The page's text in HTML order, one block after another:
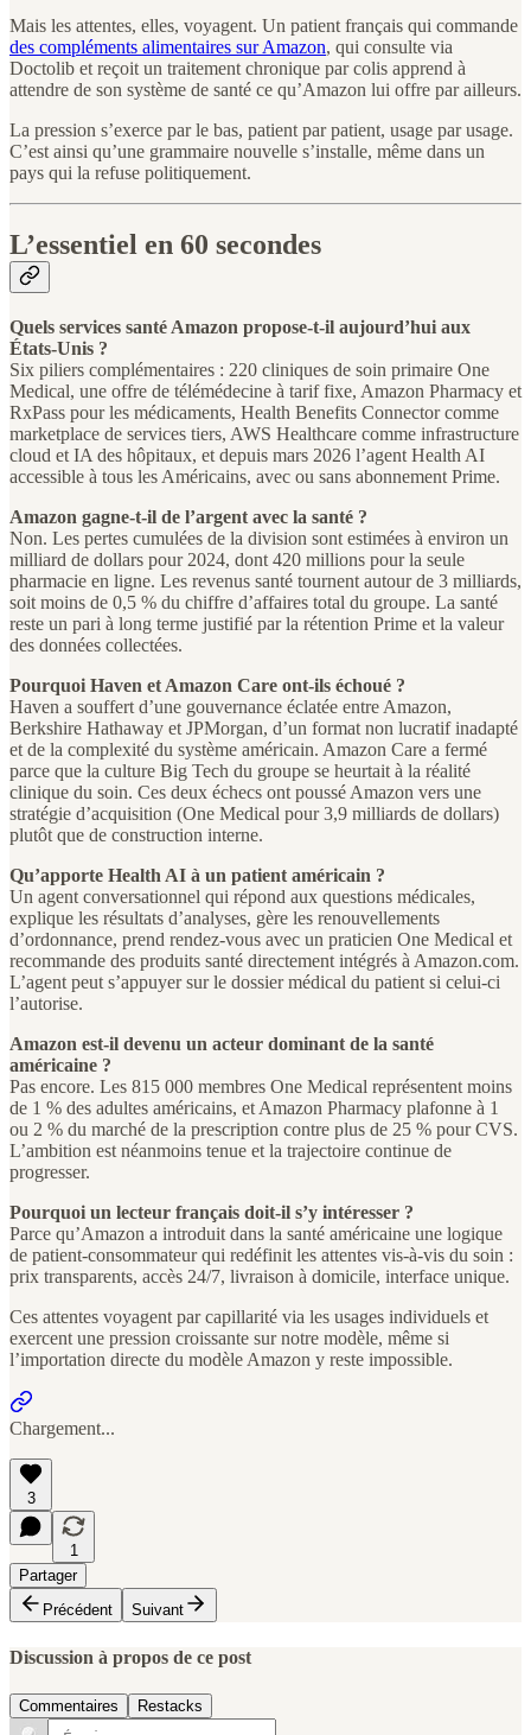
Mais les attentes, elles, voyagent. Un patient français qui commande
des compléments alimentaires sur Amazon, qui consulte via
Doctolib et reçoit un traitement chronique par colis apprend à
attendre de son système de santé ce qu’Amazon lui offre par ailleurs.
La pression s’exerce par le bas, patient par patient, usage par usage.
C’est ainsi qu’une grammaire nouvelle s’installe, même dans un
pays qui la refuse politiquement.
L’essentiel en 60 secondes
Quels services santé Amazon propose-t-il aujourd’hui aux
États-Unis ?
Six piliers complémentaires : 220 cliniques de soin primaire One
Medical, une offre de télémédecine à tarif fixe, Amazon Pharmacy et
RxPass pour les médicaments, Health Benefits Connector comme
marketplace de services tiers, AWS Healthcare comme infrastructure
cloud et IA des hôpitaux, et depuis mars 2026 l’agent Health AI
accessible à tous les Américains, avec ou sans abonnement Prime.
Amazon gagne-t-il de l’argent avec la santé ?
Non. Les pertes cumulées de la division sont estimées à environ un
milliard de dollars pour 2024, dont 420 millions pour la seule
pharmacie en ligne. Les revenus santé tournent autour de 3 milliards,
soit moins de 0,5 % du chiffre d’affaires total du groupe. La santé
reste un pari à long terme justifié par la rétention Prime et la valeur
des données collectées.
Pourquoi Haven et Amazon Care ont-ils échoué ?
Haven a souffert d’une gouvernance éclatée entre Amazon,
Berkshire Hathaway et JPMorgan, d’un format non lucratif inadapté
et de la complexité du système américain. Amazon Care a fermé
parce que la culture Big Tech du groupe se heurtait à la réalité
clinique du soin. Ces deux échecs ont poussé Amazon vers une
stratégie d’acquisition (One Medical pour 3,9 milliards de dollars)
plutôt que de construction interne.
Qu’apporte Health AI à un patient américain ?
Un agent conversationnel qui répond aux questions médicales,
explique les résultats d’analyses, gère les renouvellements
d’ordonnance, prend rendez-vous avec un praticien One Medical et
recommande des produits santé directement intégrés à Amazon.com.
L’agent peut s’appuyer sur le dossier médical du patient si celui-ci
l’autorise.
Amazon est-il devenu un acteur dominant de la santé
américaine ?
Pas encore. Les 815 000 membres One Medical représentent moins
de 1 % des adultes américains, et Amazon Pharmacy plafonne à 1
ou 2 % du marché de la prescription contre plus de 25 % pour CVS.
L’ambition est néanmoins tenue et la trajectoire continue de
progresser.
Pourquoi un lecteur français doit-il s’y intéresser ?
Parce qu’Amazon a introduit dans la santé américaine une logique
de patient-consommateur qui redéfinit les attentes vis-à-vis du soin :
prix transparents, accès 24/7, livraison à domicile, interface unique.
Ces attentes voyagent par capillarité via les usages individuels et
exercent une pression croissante sur notre modèle, même si
l’importation directe du modèle Amazon y reste impossible.
Chargement...
3
1
Partager
Précédent
Suivant
Discussion à propos de ce post
Commentaires Restacks